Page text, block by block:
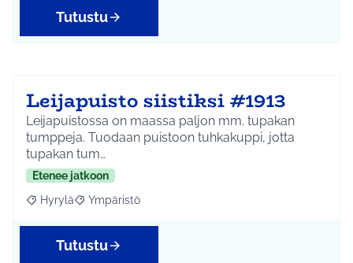
Tutustu
Leijapuisto siistiksi #1913
Leijapuistossa on maassa paljon mm. tupakan
tumppeja. Tuodaan puistoon tuhkakuppi, jotta
tupakan tum…
Etenee jatkoon
Rajaa tulokset aihepiirin mukaan: Hyrylä
Hyrylä Rajaa tulokset teeman mukaan: Ympäristö
Ympäristö
Tutustu